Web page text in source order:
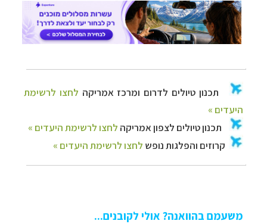
תכנוןטיולים לצפון אמריקהלחצו לרשימת היעדים »
קרוזים והפלגות נופש
לחצו לרשימת היעדים »
משעמם בהוואנה? אולי לקובנים...